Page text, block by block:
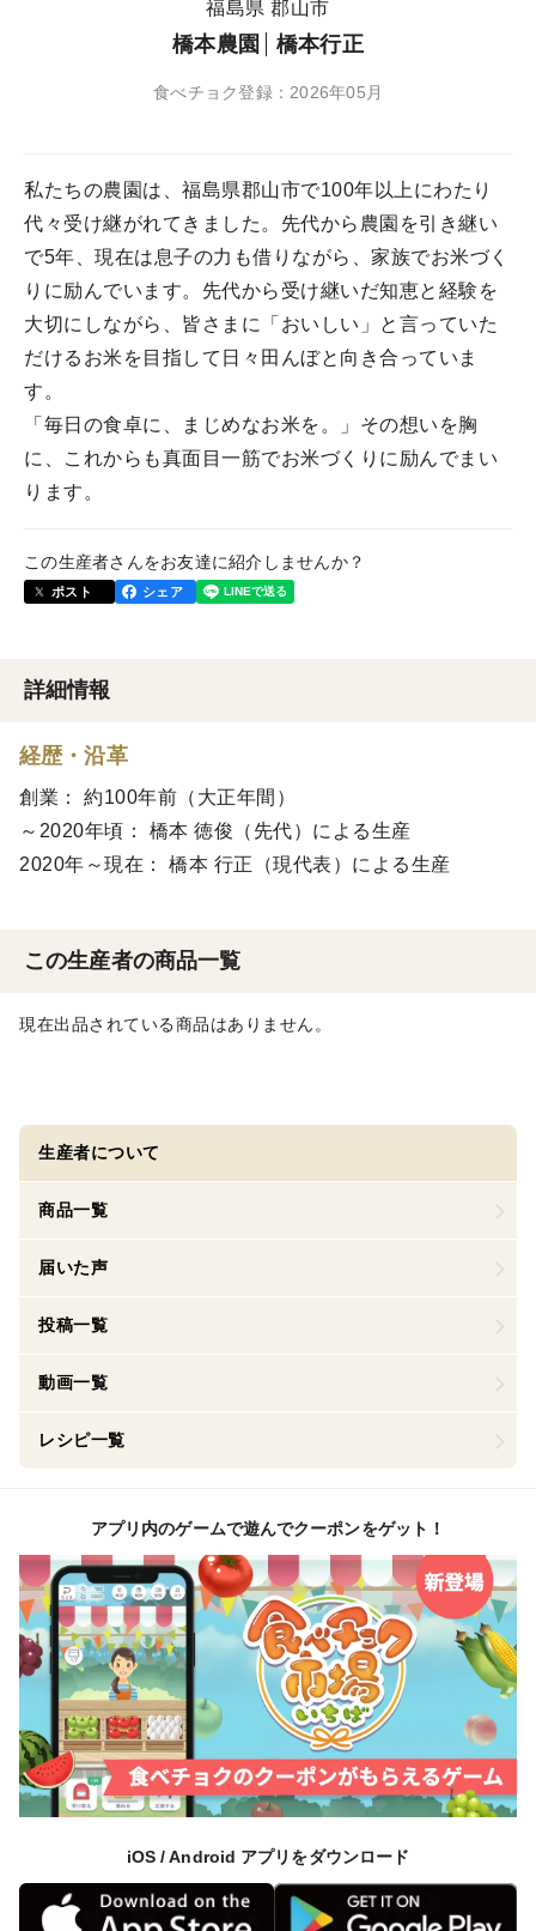
福島県 郡山市
橋本農園 橋本行正
食べチョク登録：2026年05月
私たちの農園は、福島県郡山市で100年以上にわたり
代々受け継がれてきました。先代から農園を引き継い
で5年、現在は息子の力も借りながら、家族でお米づく
りに励んでいます。先代から受け継いだ知恵と経験を
大切にしながら、皆さまに「おいしい」と言っていた
だけるお米を目指して日々田んぼと向き合っていま
す。
「毎日の食卓に、まじめなお米を。」その想いを胸
に、これからも真面目一筋でお米づくりに励んでまい
ります。
この生産者さんをお友達に紹介しませんか？
ポスト シェア
詳細情報
経歴・沿革
創業： 約100年前（大正年間）
～2020年頃： 橋本 徳俊（先代）による生産
2020年～現在： 橋本 行正（現代表）による生産
この生産者の商品一覧
現在出品されている商品はありません。
生産者について
商品一覧
届いた声
投稿一覧
動画一覧
レシピ一覧
アプリ内のゲームで遊んでクーポンをゲット！
iOS / Android アプリをダウンロード